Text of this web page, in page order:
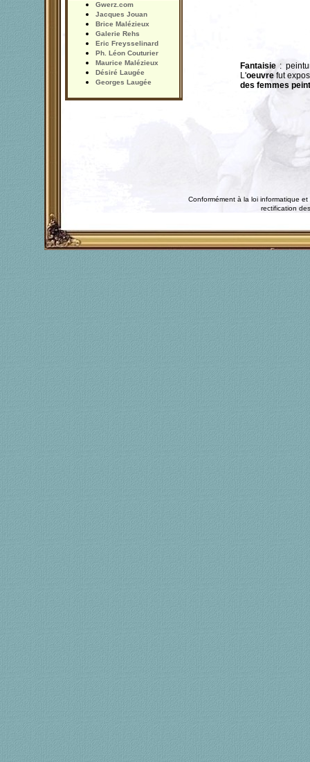
Gwerz.com
Jacques Jouan
Brice Malézieux
Galerie Rehs
Eric Freysselinard
Ph. Léon Couturier
Maurice Malézieux
Désiré Laugée
Georges Laugée
Fantaisie:
L'oeuvrefut
des femmes
Conformément à la loi informatique
rectification